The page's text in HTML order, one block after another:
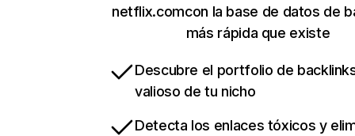
netflix.comcon la base de datos de
más rápida que existe
Descubre el portfolio de
valioso de tu nicho
Detecta los enlaces tóxicos y